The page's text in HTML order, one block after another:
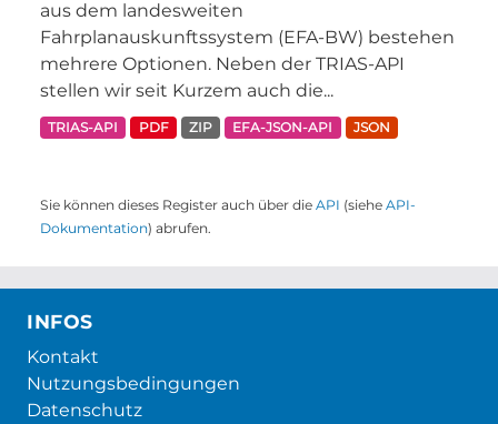
aus dem landesweiten
Fahrplanauskunftssystem (EFA-BW) bestehen
mehrere Optionen. Neben der TRIAS-API
stellen wir seit Kurzem auch die...
TRIAS-API PDF ZIP EFA-JSON-API JSON
Sie können dieses Register auch über die API (siehe API-
Dokumentation) abrufen.
INFOS
Kontakt
Nutzungsbedingungen
Datenschutz